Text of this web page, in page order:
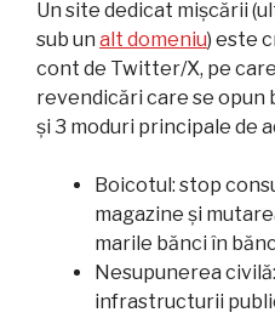
Un site dedicat mișcării
sub un alt domeniu) este
cont de Twitter/X, pe
revendicări care se
și 3 moduri principale de
Boicotul: stop
magazine și
marile bănci în
Nesupunerea
infrastructurii